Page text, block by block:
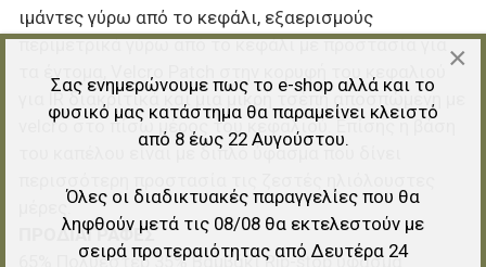
ιμάντες γύρω από το κεφάλι, εξαερισμούς
περιμετρικά γύρω από το κεφάλι με προστασία για
τα έντομα, Velcro Patch στην κορυφή του κεφαλιού
για IR διακριτικά και μια μικρή τσέπη αποσπώμενη με
velcro στο πίσω μέρος του κεφαλιού. Επίσης η βάση
του καπέλου είναι με διπλό ύφασμα που δίνει
μέρες.
ΠΡΟΔΙΑΓΡΑΦΕΣ
65% Πολυέστερ 35% Βαμβάκι Rip-stop ύφασμα
×
Σας ενημερώνουμε πως το e-shop αλλά και το
φυσικό μας κατάστημα θα παραμείνει κλειστό
από 8 έως 22 Αυγούστου.
Όλες οι διαδικτυακές παραγγελίες που θα
ληφθούν μετά τις 08/08 θα εκτελεστούν με
σειρά προτεραιότητας από Δευτέρα 24